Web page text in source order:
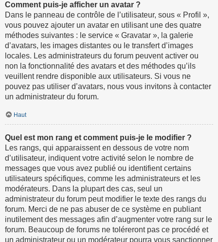
Comment puis-je afficher un avatar ?
Dans le panneau de contrôle de l’utilisateur, sous « Profil »,
vous pouvez ajouter un avatar en utilisant une des quatre
méthodes suivantes : le service « Gravatar », la galerie
d’avatars, les images distantes ou le transfert d’images
locales. Les administrateurs du forum peuvent activer ou
non la fonctionnalité des avatars et des méthodes qu’ils
veuillent rendre disponible aux utilisateurs. Si vous ne
pouvez pas utiliser d’avatars, nous vous invitons à contacter
un administrateur du forum.
Haut
Quel est mon rang et comment puis-je le modifier ?
Les rangs, qui apparaissent en dessous de votre nom
d’utilisateur, indiquent votre activité selon le nombre de
messages que vous avez publié ou identifient certains
utilisateurs spécifiques, comme les administrateurs et les
modérateurs. Dans la plupart des cas, seul un
administrateur du forum peut modifier le texte des rangs du
forum. Merci de ne pas abuser de ce système en publiant
inutilement des messages afin d’augmenter votre rang sur le
forum. Beaucoup de forums ne toléreront pas ce procédé et
un administrateur ou un modérateur pourra vous sanctionner